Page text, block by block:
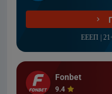
ΕΕΕΠ |
Fonbet
9.4